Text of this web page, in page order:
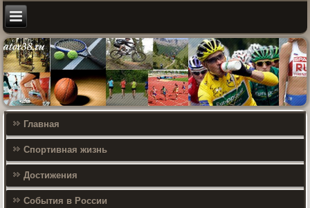
Главная
Спортивная жизнь
Достижения
События в России